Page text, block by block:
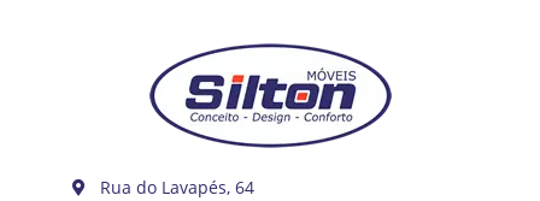
Rua do Lavapés, 64